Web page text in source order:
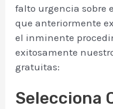
falto urgencia sobre
que anteriormente
el inminente
exitosamente
gratuitas:
Selecciona